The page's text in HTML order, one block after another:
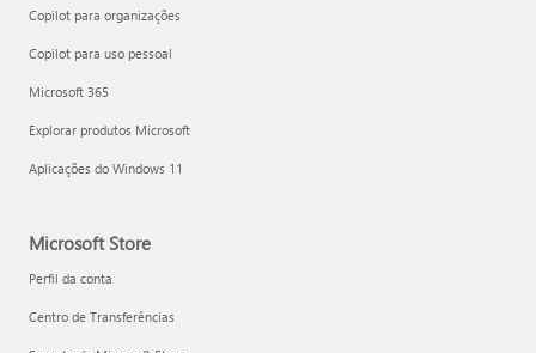
Copilot para organizações
Copilot para uso pessoal
Microsoft 365
Explorar produtos Microsoft
Aplicações do Windows 11
Microsoft Store
Perfil da conta
Centro de Transferências